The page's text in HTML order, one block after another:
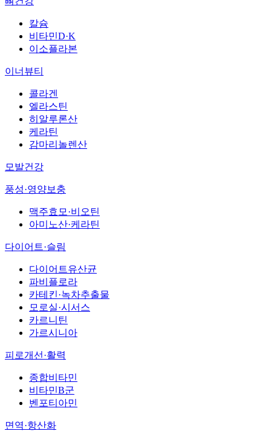
칼슘
비타민D·K
이소플라본
이너뷰티
콜라겐
엘라스틴
히알루론산
케라틴
감마리놀렌산
모발건강
풍성·영양보충
맥주효모·비오틴
아미노산·케라틴
다이어트·슬림
다이어트유산균
파비플로라
카테킨·녹차추출물
모로실·시서스
카르니틴
가르시니아
피로개선·활력
종합비타민
비타민B군
벤포티아민
면역·항산화